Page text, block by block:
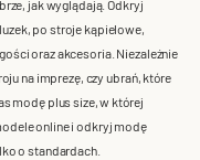
jak wyglądają. Odkryj
po stroje kąpielowe,
oraz akcesoria. Niezależnie
na imprezę, czy ubrań, które
modę plus size, w której
online i odkryj modę
o standardach.